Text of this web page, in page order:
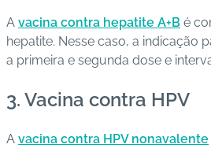
A vacina contra hepatite A+B é
hepatite. Nesse caso, a indicação
a primeira e segunda dose e
3. Vacina contra HPV
A vacina contra HPV nonavalente